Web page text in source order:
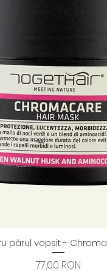
Afișare rapidă
părul vopsit -
Preț
77,00 RON